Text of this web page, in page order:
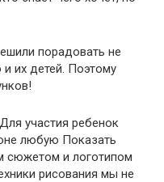
порадовать не
и их детей. Поэтому
участия ребенок
любую Показать
сюжетом и логотипом
рисования мы не